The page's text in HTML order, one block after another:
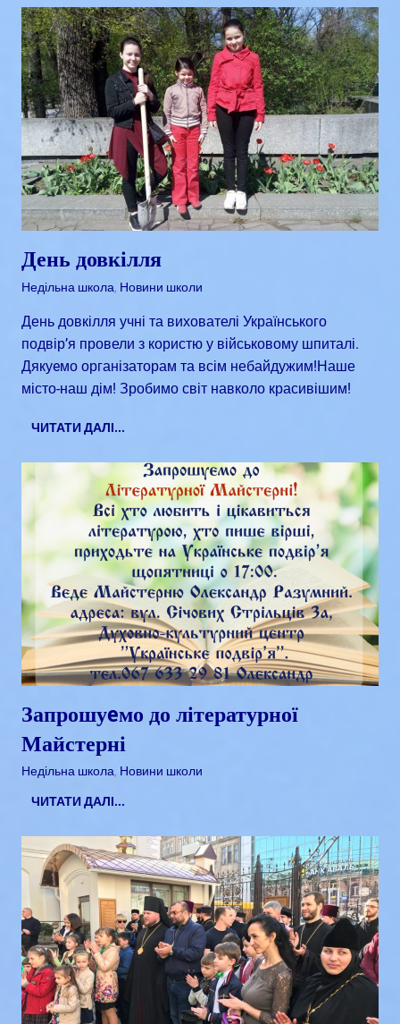
День довкілля
Квітень 21, 2018
admin
Недільна школа, Новини школи
День довкілля учні та вихователі Українського
подвір’я провели з користю у військовому шпиталі.
Дякуeмо організаторам та всім небайдужим!Наше
місто-наш дім! Зробимо світ навколо красивішим!
ЧИТАТИ ДАЛІ...
Запрошуeмо до літературної
Майстерні
Квітень 16, 2018
admin
Недільна школа, Новини школи
ЧИТАТИ ДАЛІ...